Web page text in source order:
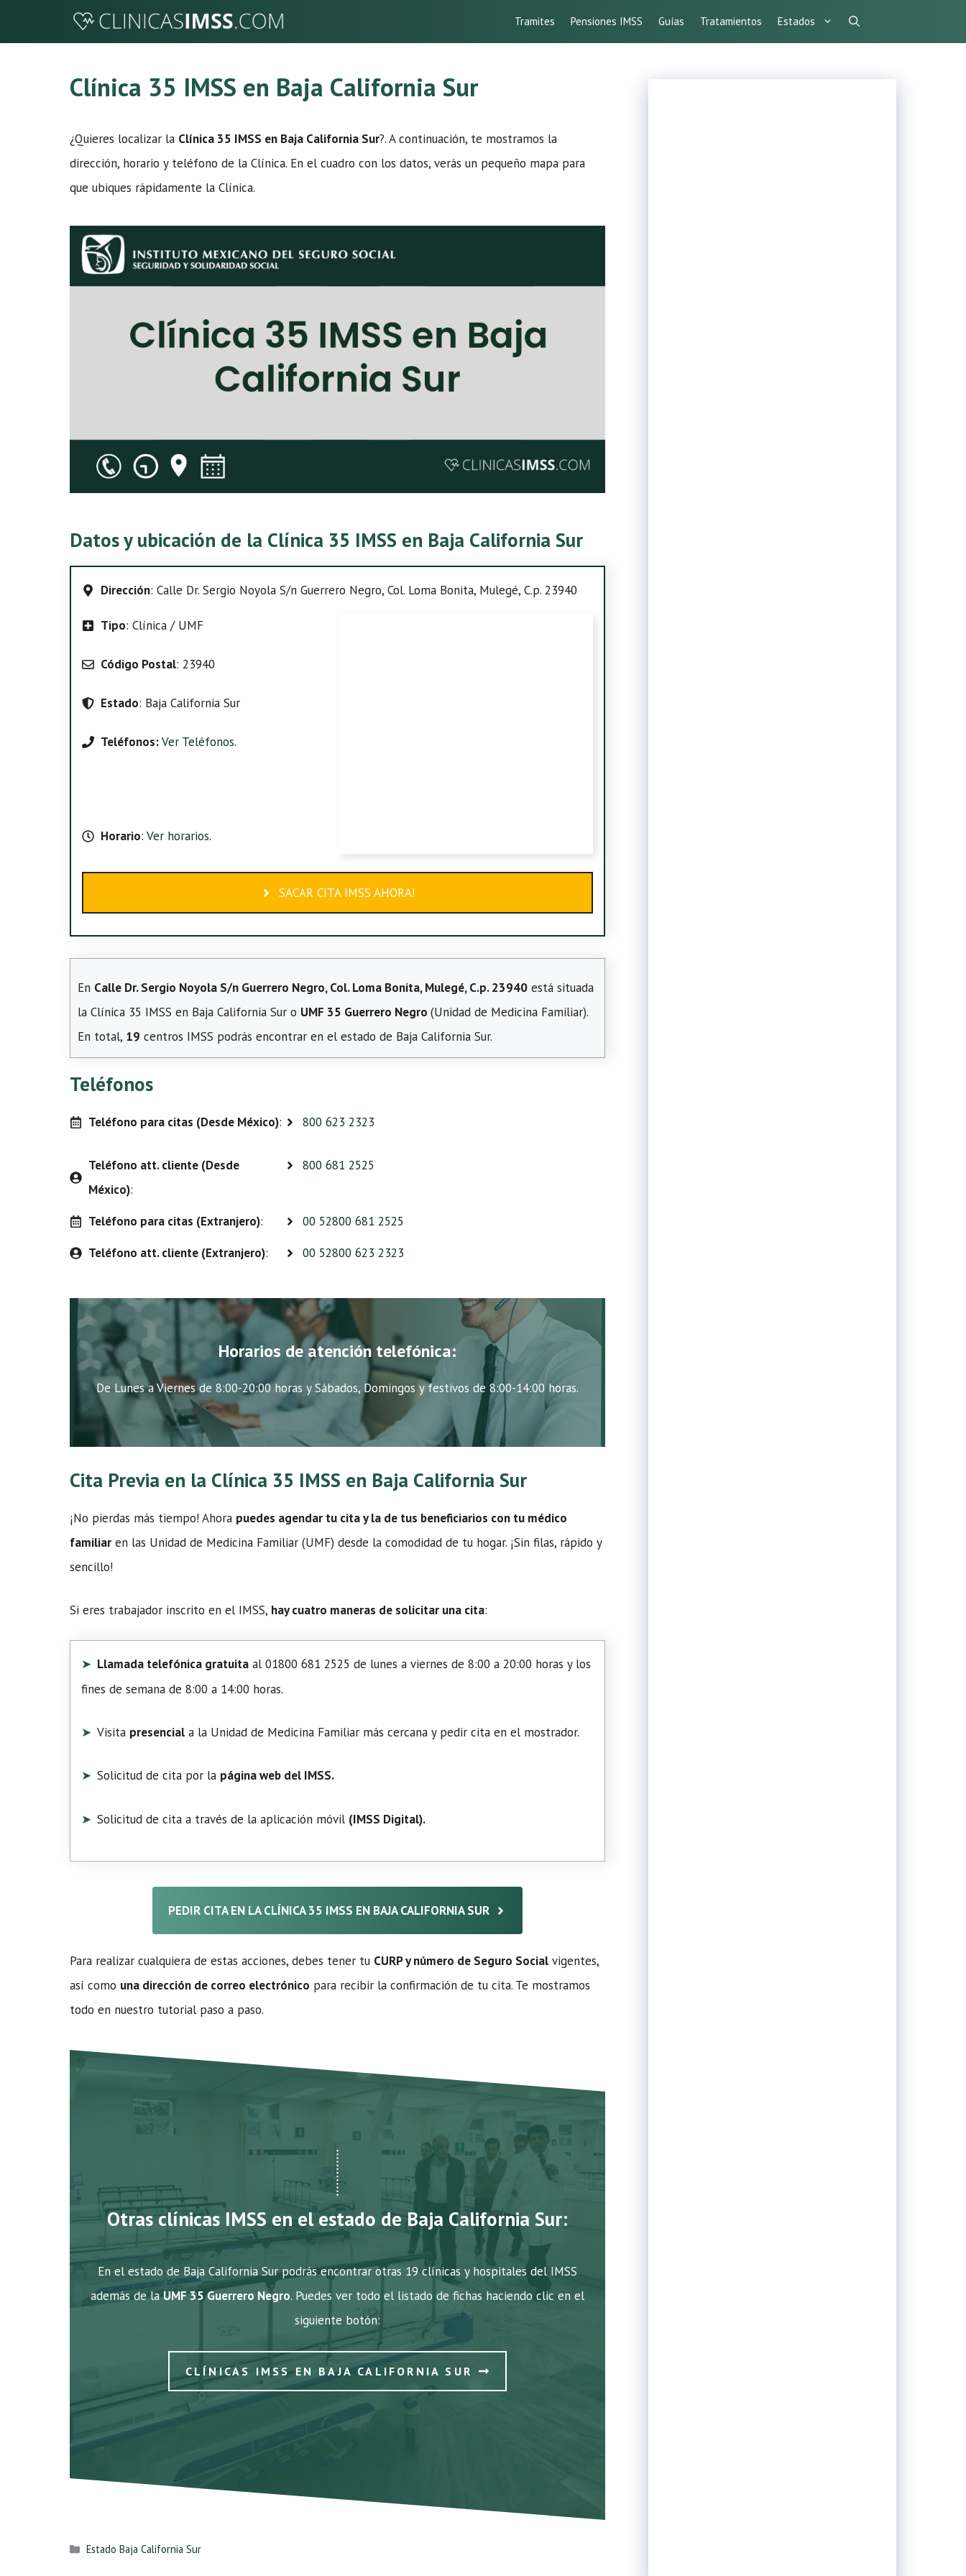
Tramites Pensiones IMSS Guías Tratamientos Estados
Clínica 35 IMSS en Baja California Sur
¿Quieres localizar la Clínica 35 IMSS en Baja California Sur?. A continuación, te mostramos la
dirección, horario y teléfono de la Clínica. En el cuadro con los datos, verás un pequeño mapa para
que ubiques rápidamente la Clínica.
Datos y ubicación de la Clínica 35 IMSS en Baja California Sur
Dirección: Calle Dr. Sergio Noyola S/n Guerrero Negro, Col. Loma Bonita, Mulegé, C.p. 23940
Tipo: Clínica / UMF
Código Postal: 23940
Estado: Baja California Sur
Teléfonos:Ver Teléfonos.
Horario: Ver horarios.
SACAR CITA IMSS AHORA!
En Calle Dr. Sergio Noyola S/n Guerrero Negro, Col. Loma Bonita, Mulegé, C.p. 23940 está situada
la Clínica 35 IMSS en Baja California Sur o UMF 35 Guerrero Negro (Unidad de Medicina Familiar).
En total, 19 centros IMSS podrás encontrar en el estado de Baja California Sur.
Teléfonos
Teléfono para citas (Desde México): 800 623 2323
Teléfono att. cliente (Desde
México):
800 681 2525
Teléfono para citas (Extranjero):
00 52800 681 2525
Teléfono att. cliente (Extranjero): 00 52800 623 2323
Horarios de atención telefónica:
De Lunes a Viernes de 8:00-20:00 horas y Sábados, Domingos y festivos de 8:00-14:00 horas.
Cita Previa en la Clínica 35 IMSS en Baja California Sur
¡No pierdas más tiempo! Ahora puedes agendar tu cita y la de tus beneficiarios con tu médico
familiar en las Unidad de Medicina Familiar (UMF) desde la comodidad de tu hogar. ¡Sin filas, rápido y
sencillo!
Si eres trabajador inscrito en el IMSS, hay cuatro maneras de solicitar una cita:
Llamada telefónica gratuita al 01800 681 2525 de lunes a viernes de 8:00 a 20:00 horas y los
fines de semana de 8:00 a 14:00 horas.
Visita presencial a la Unidad de Medicina Familiar más cercana y pedir cita en el mostrador.
Solicitud de cita por la página web del IMSS.
Solicitud de cita a través de la aplicación móvil (IMSS Digital).
PEDIR CITA EN LA CLÍNICA 35 IMSS EN BAJA CALIFORNIA SUR
Para realizar cualquiera de estas acciones, debes tener tu CURP y número de Seguro Social vigentes,
así como una dirección de correo electrónico para recibir la confirmación de tu cita. Te mostramos
todo en nuestro tutorial paso a paso.
Otras clínicas IMSS en el estado de Baja California Sur:
En el estado de Baja California Sur podrás encontrar otras 19 clínicas y hospitales del IMSS
además de laUMF 35 Guerrero Negro. Puedes ver todo el listado de fichas haciendo clic en el
siguiente botón:
CLÍNICAS IMSS EN BAJA CALIFORNIA SUR
Categorías
Estado Baja California Sur